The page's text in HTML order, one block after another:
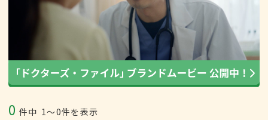
0 件中 1〜0件を表示